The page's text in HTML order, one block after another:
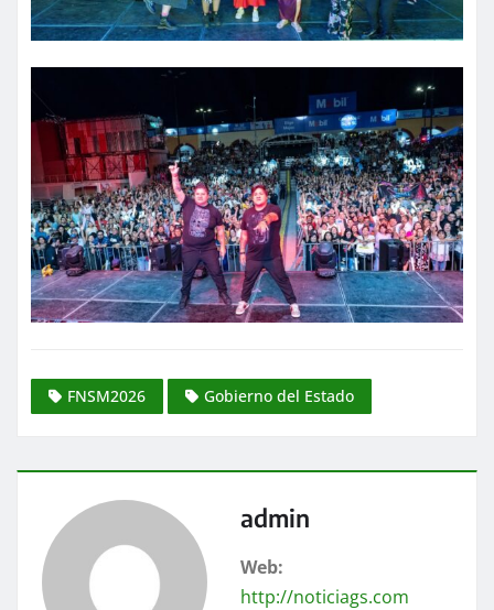
FNSM2026 Gobierno del Estado
admin
Web:
http://noticiags.com